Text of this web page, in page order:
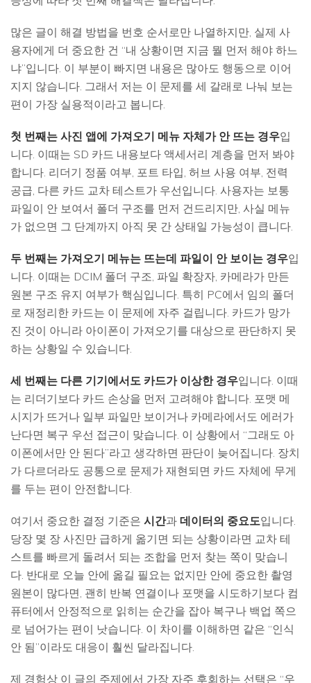
많은 글이 해결 방법을 번호 순서로만 나열하지만, 실제 사
용자에게 더 중요한 건 “내 상황이면 지금 뭘 먼저 해야 하느
냐”입니다. 이 부분이 빠지면 내용은 많아도 행동으로 이어
지지 않습니다. 그래서 저는 이 문제를 세 갈래로 나눠 보는
편이 가장 실용적이라고 봅니다.
첫 번째는 사진 앱에 가져오기 메뉴 자체가 안 뜨는 경우입
니다. 이때는 SD 카드 내용보다 액세서리 계층을 먼저 봐야
합니다. 리더기 정품 여부, 포트 타입, 허브 사용 여부, 전력
공급, 다른 카드 교차 테스트가 우선입니다. 사용자는 보통
파일이 안 보여서 폴더 구조를 먼저 건드리지만, 사실 메뉴
가 없으면 그 단계까지 아직 못 간 상태일 가능성이 큽니다.
두 번째는 가져오기 메뉴는 뜨는데 파일이 안 보이는 경우입
니다. 이때는 DCIM 폴더 구조, 파일 확장자, 카메라가 만든
원본 구조 유지 여부가 핵심입니다. 특히 PC에서 임의 폴더
로 재정리한 카드는 이 문제에 자주 걸립니다. 카드가 망가
진 것이 아니라 아이폰이 가져오기를 대상으로 판단하지 못
하는 상황일 수 있습니다.
세 번째는 다른 기기에서도 카드가 이상한 경우입니다. 이때
는 리더기보다 카드 손상을 먼저 고려해야 합니다. 포맷 메
시지가 뜨거나 일부 파일만 보이거나 카메라에서도 에러가
난다면 복구 우선 접근이 맞습니다. 이 상황에서 “그래도 아
이폰에서만 안 된다”라고 생각하면 판단이 늦어집니다. 장치
가 다르더라도 공통으로 문제가 재현되면 카드 자체에 무게
를 두는 편이 안전합니다.
여기서 중요한 결정 기준은 시간과 데이터의 중요도입니다.
당장 몇 장 사진만 급하게 옮기면 되는 상황이라면 교차 테
스트를 빠르게 돌려서 되는 조합을 먼저 찾는 쪽이 맞습니
다. 반대로 오늘 안에 옮길 필요는 없지만 안에 중요한 촬영
원본이 많다면, 괜히 반복 연결이나 포맷을 시도하기보다 컴
퓨터에서 안정적으로 읽히는 순간을 잡아 복구나 백업 쪽으
로 넘어가는 편이 낫습니다. 이 차이를 이해하면 같은 “인식
안 됨”이라도 대응이 훨씬 달라집니다.
제 경험상 이 글의 주제에서 가장 자주 후회하는 선택은 “우